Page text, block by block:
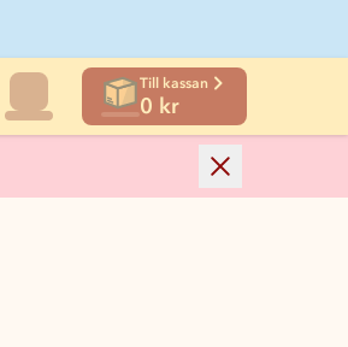
Till kassan
0 kr